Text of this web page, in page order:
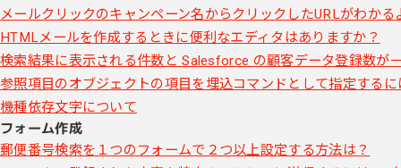
メールクリックのキャンペーン名からクリックしたURLがわかる
HTMLメールを作成するときに便利なエディタはありますか？
検索結果に表示される件数と Salesforce の顧客データ登録数が
参照項目のオブジェクトの項目を埋込コマンドとして指定するに
機種依存文字について
フォーム作成
郵便番号検索を１つのフォームで２つ以上設定する方法は？